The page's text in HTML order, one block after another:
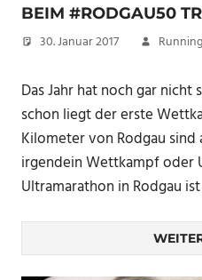
BEIM #RODGAU50
30. Januar 2017
Das Jahr hat noch gar
schon liegt der erste
Kilometer von Rodgau
irgendein Wettkampf oder
Ultramarathon in Rodgau